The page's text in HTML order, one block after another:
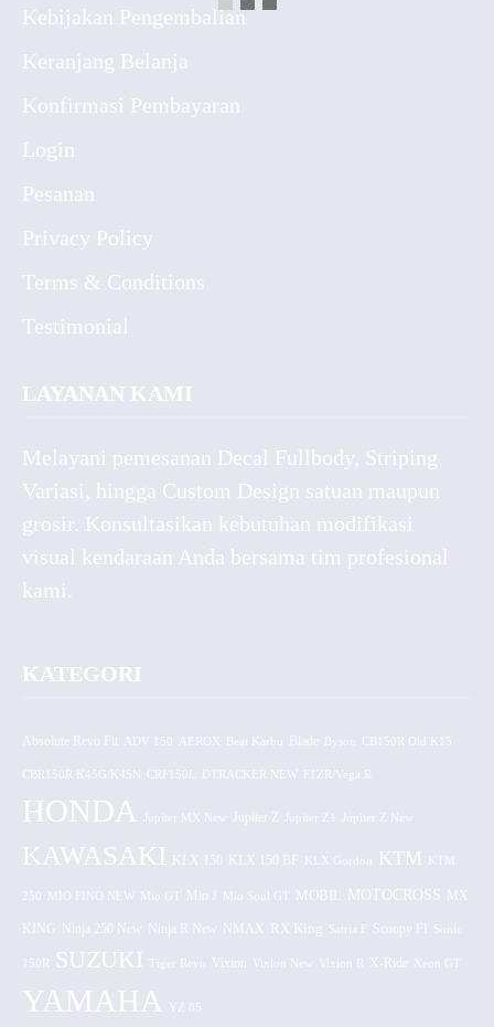
Kebijakan Pengembalian
Keranjang Belanja
Konfirmasi Pembayaran
Login
Pesanan
Privacy Policy
Terms & Conditions
Testimonial
LAYANAN KAMI
Melayani pemesanan Decal Fullbody, Striping
Variasi, hingga Custom Design satuan maupun
grosir. Konsultasikan kebutuhan modifikasi
visual kendaraan Anda bersama tim profesional
kami.
KATEGORI
Absolute Revo Fit ADV 150 AEROX CB150R Old K15
CBR150R K45G/K45N CRF150L DTRACKER NEW F1ZR/Vega R
HONDA Jupiter MX New Jupiter Z
KAWASAKI KLX 150 KLX 150 BF KLX Gordon KTM KTM
250 MIO FINO NEW Mio GT Mio J Mio Soul GT MOBIL MOTOCROSS MX
KING Ninja 250 New Ninja R New NMAX RX King Satria F Scoopy FI Sonic
150R SUZUKI Tiger Revo Vixion Vixion New Vixion R X-Ride Xeon GT
YAMAHA YZ 85